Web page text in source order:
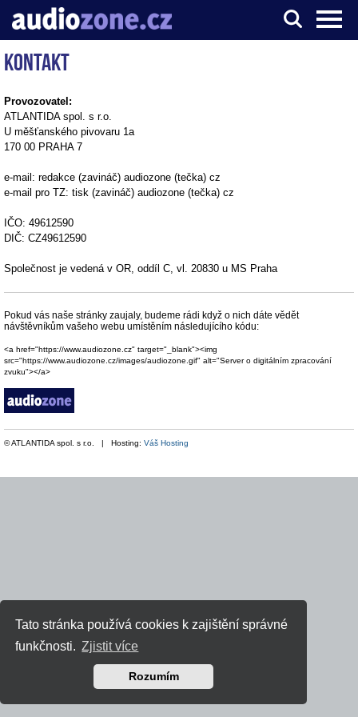
Tato stránka používá cookies k zajištění správné
funkčnosti. Zjistit více
Rozumím
Server o digitálním zpracování zvuku
Kontakt
Provozovatel:
ATLANTIDA spol. s r.o.
U měšťanského pivovaru 1a
170 00 PRAHA 7
e-mail: redakce (zavináč) audiozone (tečka) cz
e-mail pro TZ: tisk (zavináč) audiozone (tečka) cz
IČO: 49612590
DIČ: CZ49612590
Společnost je vedená v OR, oddíl C, vl. 20830 u MS Praha
Pokud vás naše stránky zaujaly, budeme rádi když o nich dáte vědět
návštěvníkům vašeho webu umístěním následujícího kódu:
<a href="https://www.audiozone.cz" target="_blank"><img
src="https://www.audiozone.cz/images/audiozone.gif" alt="Server o digitálním zpracování
zvuku"></a>
© ATLANTIDA spol. s r.o. | Hosting: Váš Hosting